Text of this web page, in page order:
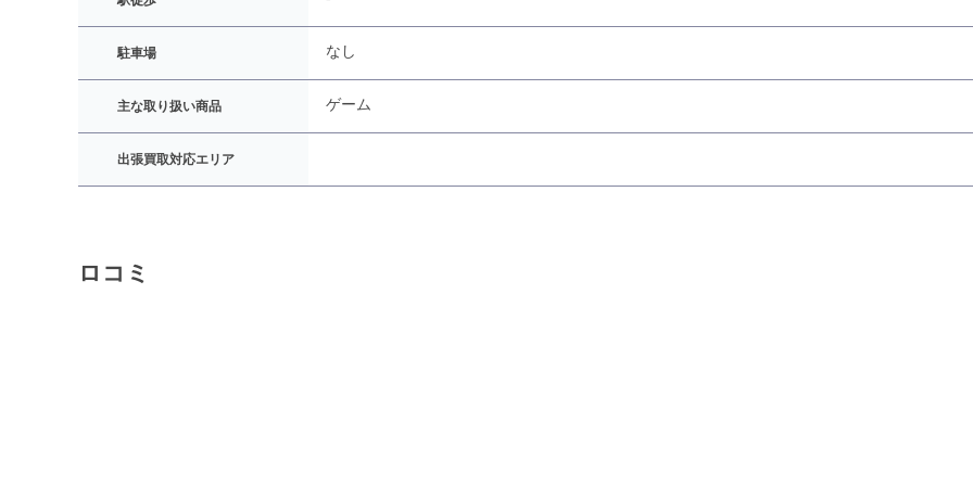
駐車場 なし
主な取り扱い商品 ゲーム
出張買取対応エリア
ロコミ